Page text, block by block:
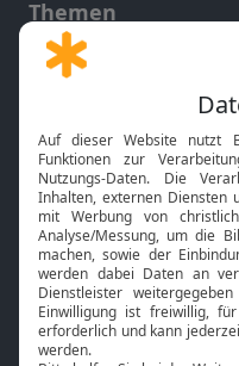
Themen
Gott und Bibel erklärt
Neuigkeiten
Bibel TV